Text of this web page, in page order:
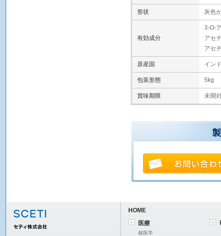
形状 灰色
有効成分
3-O-
アセ
アセ
原産国 イン
包装形態 5kg
賞味期限 未開
HOME
医療
核医学